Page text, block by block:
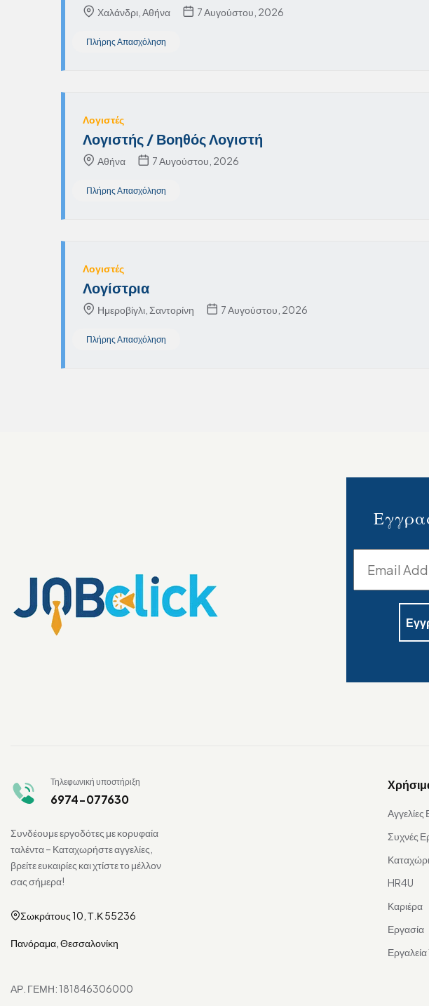
Χαλάνδρι, Αθήνα 7 Αυγούστου, 2026
Πλήρης Απασχόληση
Λογιστές
Λογιστής / Βοηθός Λογιστή
Αθήνα 7 Αυγούστου, 2026
Πλήρης Απασχόληση
Λογιστές
Λογίστρια
Ημεροβίγλι, Σαντορίνη 7 Αυγούστου, 2026
Πλήρης Απασχόληση
Τηλεφωνική υποστήριξη
6974-077630
Συνδέουμε εργοδότες με κορυφαία
ταλέντα – Καταχωρήστε αγγελίες,
βρείτε ευκαιρίες και χτίστε το μέλλον
σας σήμερα!
Σωκράτους 10, Τ.Κ 55236
Πανόραμα, Θεσσαλονίκη
ΑΡ. ΓΕΜΗ: 181846306000
Αγγελίες
Συχνές
HR4U
Καριέρα
Εργασία